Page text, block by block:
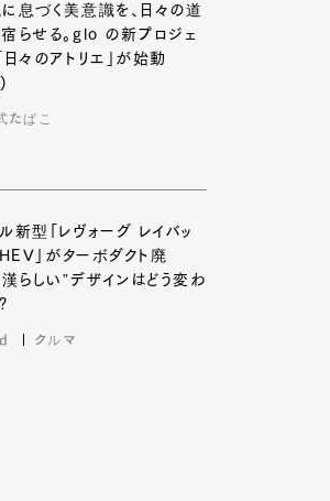
息づく美意識を、日々の道
らせる。glo の新プロジェ
日々のアトリエ」が始動
たばこ
新型「レヴォーグ レイバッ
」がターボダクト廃
漢らしい”デザインはどう変わ
クルマ